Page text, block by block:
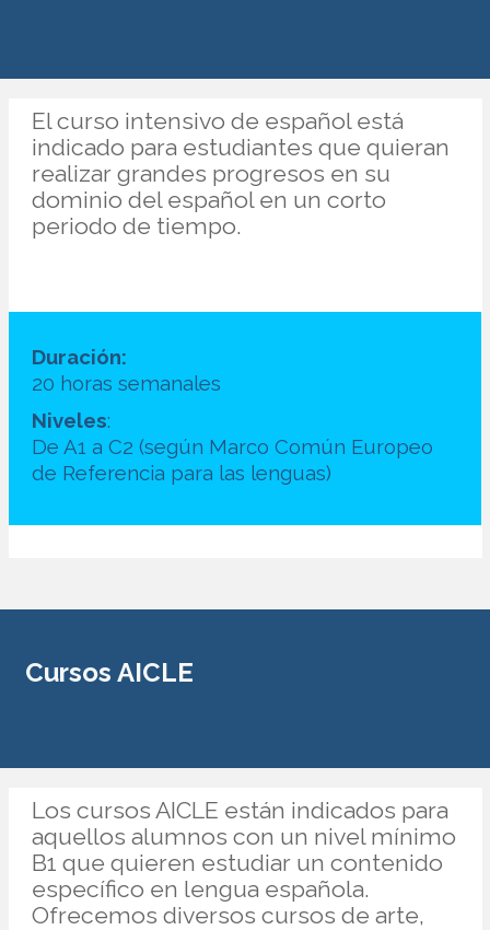
El curso intensivo de español está
indicado para estudiantes que quieran
realizar grandes progresos en su
dominio del español en un corto
periodo de tiempo.
Duración:
20 horas semanales
Niveles:
De A1 a C2 (según Marco Común Europeo
de Referencia para las lenguas)
Cursos AICLE
Los cursos AICLE están indicados para
aquellos alumnos con un nivel mínimo
B1 que quieren estudiar un contenido
específico en lengua española.
Ofrecemos diversos cursos de arte,